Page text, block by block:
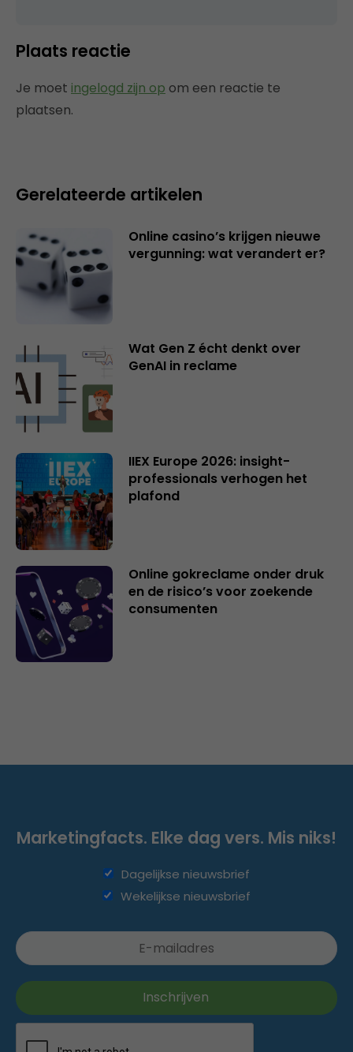
Plaats reactie
Je moet ingelogd zijn op om een reactie te
plaatsen.
Gerelateerde artikelen
Online casino’s krijgen nieuwe
vergunning: wat verandert er?
Wat Gen Z écht denkt over
GenAI in reclame
IIEX Europe 2026: insight-
professionals verhogen het
plafond
Online gokreclame onder druk
en de risico’s voor zoekende
consumenten
Marketingfacts. Elke dag vers. Mis niks!
Dagelijkse nieuwsbrief
Wekelijkse nieuwsbrief